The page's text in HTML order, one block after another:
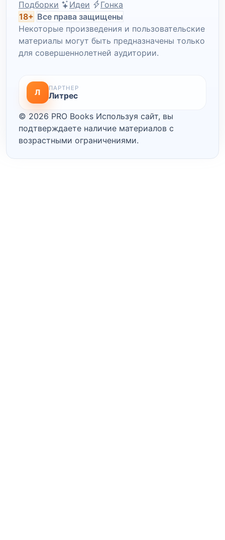
Подборки
Идеи
Гонка
18+ Все права защищены
Некоторые произведения и пользовательские
материалы могут быть предназначены только
для совершеннолетней аудитории.
Л ПАРТНЕР
Литрес
© 2026 PRO Books Используя сайт, вы
подтверждаете наличие материалов с
возрастными ограничениями.